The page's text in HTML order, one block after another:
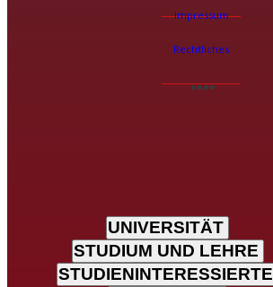
Impressum
Rechtliches
UNIVERSITÄT
STUDIUM UND LEHRE
STUDIENINTERESSIERTE